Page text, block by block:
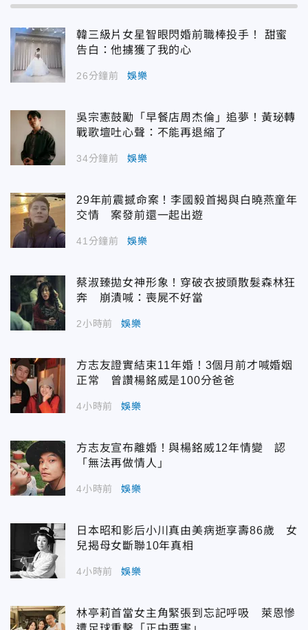
韓三級片女星智眼閃婚前職棒投手！ 甜蜜
告白：他擄獲了我的心
26分鐘前 娛樂
吳宗憲鼓勵「早餐店周杰倫」追夢！黃珌轉
戰歌壇吐心聲：不能再退縮了
34分鐘前 娛樂
29年前震撼命案！李國毅首揭與白曉燕童年
交情 案發前還一起出遊
41分鐘前 娛樂
蔡淑臻拋女神形象！穿破衣披頭散髮森林狂
奔 崩潰喊：喪屍不好當
2小時前 娛樂
方志友證實結束11年婚！3個月前才喊婚姻
正常 曾讚楊銘威是100分爸爸
4小時前 娛樂
方志友宣布離婚！與楊銘威12年情變 認
「無法再做情人」
4小時前 娛樂
日本昭和影后小川真由美病逝享壽86歲 女
兒揭母女斷聯10年真相
4小時前 娛樂
林亭莉首當女主角緊張到忘記呼吸 萊恩慘